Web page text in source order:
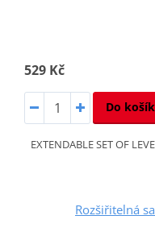
529 Kč
Do
EXTENDABLE SET OF
Rozšiřitelná